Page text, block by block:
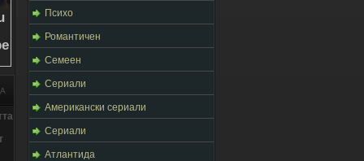
Психо
Романтичен
Семеен
Сериали
Американски сериали
Сериали
Атлантида